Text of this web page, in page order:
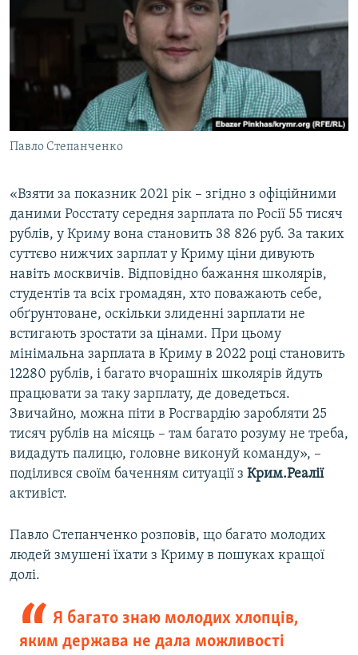
Павло Степанченко
«Взяти за показник 2021 рік – згідно з офіційними
даними Росстату середня зарплата по Росії 55 тисяч
рублів, у Криму вона становить 38 826 руб. За таких
суттєво нижчих зарплат у Криму ціни дивують
навіть москвичів. Відповідно бажання школярів,
студентів та всіх громадян, хто поважають себе,
обґрунтоване, оскільки злиденні зарплати не
встигають зростати за цінами. При цьому
мінімальна зарплата в Криму в 2022 році становить
12280 рублів, і багато вчорашніх школярів йдуть
працювати за таку зарплату, де доведеться.
Звичайно, можна піти в Росгвардію заробляти 25
тисяч рублів на місяць – там багато розуму не треба,
видадуть палицю, головне виконуй команду», –
поділився своїм баченням ситуації з Крим.Реалії
активіст.
Павло Степанченко розповів, що багато молодих
людей змушені їхати з Криму в пошуках кращої
долі.
Я багато знаю молодих хлопців,
яким держава не дала можливості